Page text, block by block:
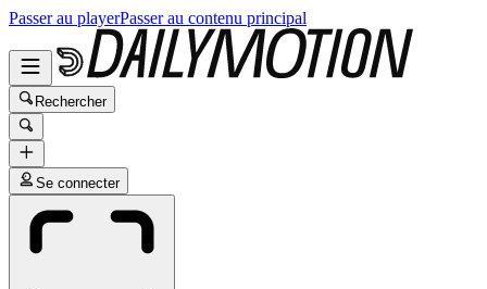
Passer au playerPasser au contenu principal
Rechercher
Se connecter